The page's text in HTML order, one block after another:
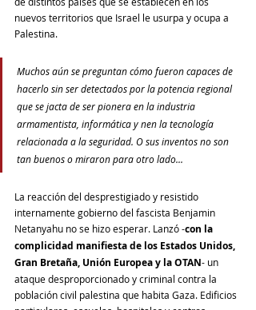
nuevos territorios que Israel le usurpa y ocupa a
Palestina.
Muchos aún se preguntan cómo fueron capaces de
hacerlo sin ser detectados por la potencia regional
que se jacta de ser pionera en la industria
armamentista, informática y nen la tecnología
relacionada a la seguridad. O sus inventos no son
tan buenos o miraron para otro lado...
La reacción del desprestigiado y resistido
internamente gobierno del fascista Benjamin
Netanyahu no se hizo esperar. Lanzó -con la
complicidad manifiesta de los Estados Unidos,
Gran Bretaña, Unión Europea y la OTAN- un
ataque desproporcionado y criminal contra la
población civil palestina que habita Gaza. Edificios